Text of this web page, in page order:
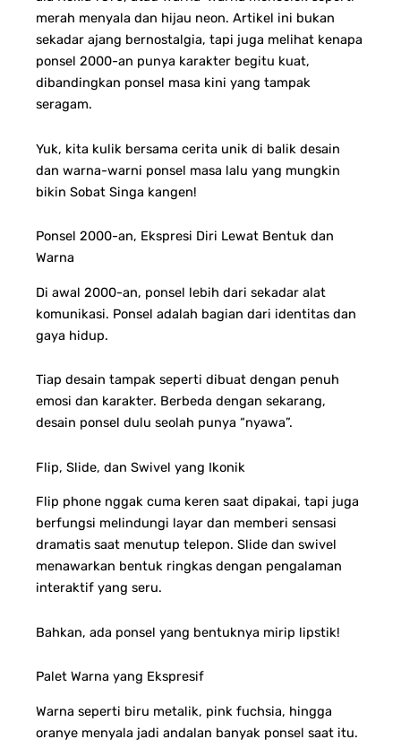
merah menyala dan hijau neon. Artikel ini bukan
sekadar ajang bernostalgia, tapi juga melihat kenapa
ponsel 2000-an punya karakter begitu kuat,
dibandingkan ponsel masa kini yang tampak
seragam.
Yuk, kita kulik bersama cerita unik di balik desain
dan warna-warni ponsel masa lalu yang mungkin
bikin Sobat Singa kangen!
Ponsel 2000-an, Ekspresi Diri Lewat Bentuk dan
Warna
Di awal 2000-an, ponsel lebih dari sekadar alat
komunikasi. Ponsel adalah bagian dari identitas dan
gaya hidup.
Tiap desain tampak seperti dibuat dengan penuh
emosi dan karakter. Berbeda dengan sekarang,
desain ponsel dulu seolah punya “nyawa”.
Flip, Slide, dan Swivel yang Ikonik
Flip phone nggak cuma keren saat dipakai, tapi juga
berfungsi melindungi layar dan memberi sensasi
dramatis saat menutup telepon. Slide dan swivel
menawarkan bentuk ringkas dengan pengalaman
interaktif yang seru.
Bahkan, ada ponsel yang bentuknya mirip lipstik!
Palet Warna yang Ekspresif
Warna seperti biru metalik, pink fuchsia, hingga
oranye menyala jadi andalan banyak ponsel saat itu.